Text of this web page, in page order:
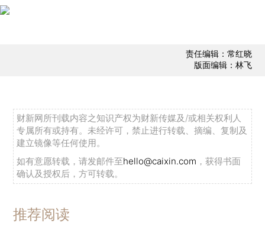
责任编辑：常红晓
版面编辑：林飞
财新网所刊载内容之知识产权为财新传媒及/或相关权利人
专属所有或持有。未经许可，禁止进行转载、摘编、复制及
建立镜像等任何使用。
如有意愿转载，请发邮件至hello@caixin.com ，获得书面
确认及授权后，方可转载。
推荐阅读